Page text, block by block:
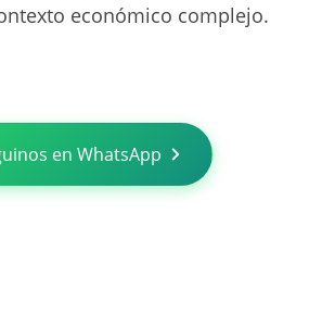
económico complejo.
en WhatsApp